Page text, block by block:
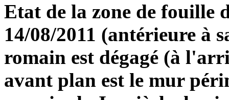
Etat de la zone de fouille
14/08/2011 (antérieure à
romain est dégagé (à
avant plan est le mur